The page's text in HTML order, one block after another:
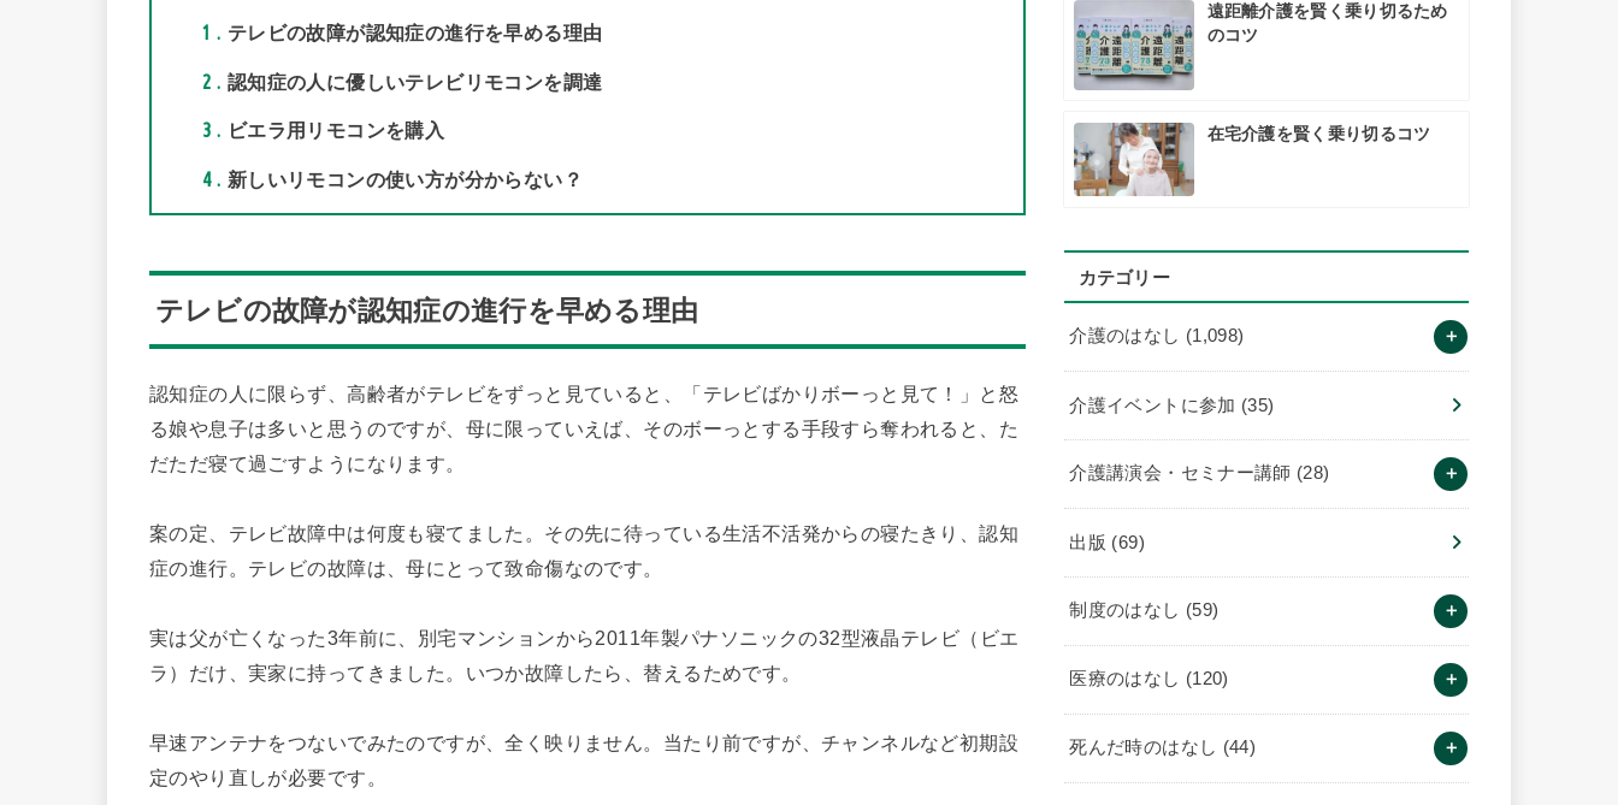
1 テレビの故障が認知症の進行を早める理由
2 認知症の人に優しいテレビリモコンを調達
3 ビエラ用リモコンを購入
4 新しいリモコンの使い方が分からない？
テレビの故障が認知症の進行を早める理由
認知症の人に限らず、高齢者がテレビをずっと見ていると、「テレビばかりボーっと見て！」と怒
る娘や息子は多いと思うのですが、母に限っていえば、そのボーっとする手段すら奪われると、た
だただ寝て過ごすようになります。
案の定、テレビ故障中は何度も寝てました。その先に待っている生活不活発からの寝たきり、認知
症の進行。テレビの故障は、母にとって致命傷なのです。
実は父が亡くなった3年前に、別宅マンションから2011年製パナソニックの32型液晶テレビ（ビエ
ラ）だけ、実家に持ってきました。いつか故障したら、替えるためです。
早速アンテナをつないでみたのですが、全く映りません。当たり前ですが、チャンネルなど初期設
定のやり直しが必要です。
遠距離介護を賢く乗り切るため
のコツ
在宅介護を賢く乗り切るコツ
カテゴリー
介護のはなし (1,098)
介護イベントに参加 (35)
介護講演会・セミナー講師 (28)
出版 (69)
制度のはなし (59)
医療のはなし (120)
死んだ時のはなし (44)